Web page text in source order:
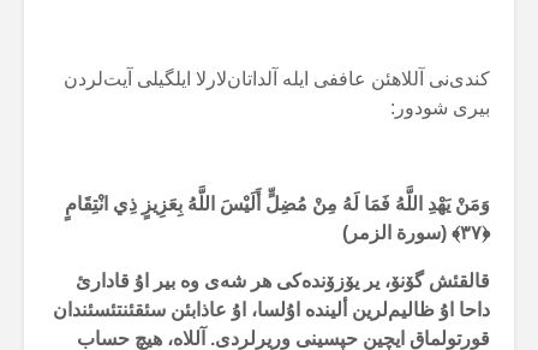
کندی‌نی آللاهئن عاففی ایلە آلداتان‌لارلا ایلگیلی آیت‌لردن
بیری شودور:
وَمَنْ يَهْدِ اللَّهُ فَمَا لَهُ مِنْ مُضِلٍّ أَلَيْسَ اللَّهُ بِعَزِيزٍ ذِي انْتِقَامٍ
﴿۳۷﴾ (سورة الزمر)
قالقئش گۆنۆ، یر یۆزۆندەکی هر شەی وە بیر اۇ قادارئ
داحا اۇ ظالیم‌لرین ألیندە اۇلسا، اۇ عاذابئن سئقئنتئسئندان
قورتولماق ایچین حپسینی وریرلردی. آللاە، هیچ حساب